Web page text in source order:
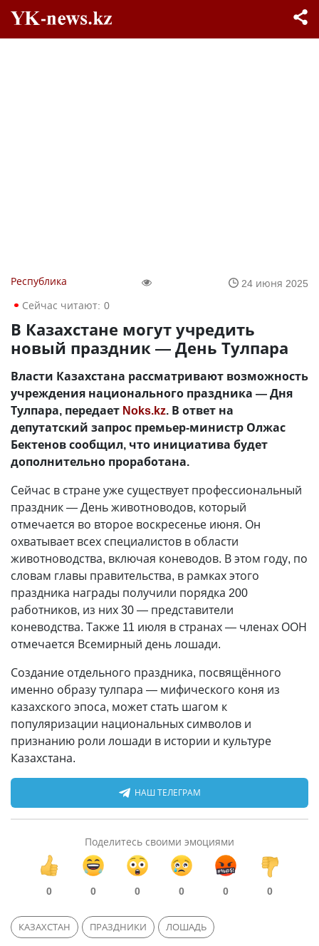
Республика
24 июня 2025
Сейчас читают: 0
В Казахстане могут учредить
новый праздник — День Тулпара
Власти Казахстана рассматривают возможность
учреждения национального праздника — Дня
Тулпара, передает Noks.kz. В ответ на
депутатский запрос премьер-министр Олжас
Бектенов сообщил, что инициатива будет
дополнительно проработана.
Сейчас в стране уже существует профессиональный
праздник — День животноводов, который
отмечается во второе воскресенье июня. Он
охватывает всех специалистов в области
животноводства, включая коневодов. В этом году, по
словам главы правительства, в рамках этого
праздника награды получили порядка 200
работников, из них 30 — представители
коневодства. Также 11 июля в странах — членах ООН
отмечается Всемирный день лошади.
Создание отдельного праздника, посвящённого
именно образу тулпара — мифического коня из
казахского эпоса, может стать шагом к
популяризации национальных символов и
признанию роли лошади в истории и культуре
Казахстана.
НАШ ТЕЛЕГРАМ
Поделитесь своими эмоциями
0 0 0 0 0 0
КАЗАХСТАН ПРАЗДНИКИ ЛОШАДЬ